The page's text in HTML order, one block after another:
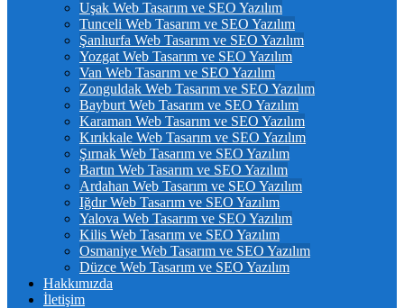
Uşak Web Tasarım ve SEO Yazılım
Tunceli Web Tasarım ve SEO Yazılım
Şanlıurfa Web Tasarım ve SEO Yazılım
Yozgat Web Tasarım ve SEO Yazılım
Van Web Tasarım ve SEO Yazılım
Zonguldak Web Tasarım ve SEO Yazılım
Bayburt Web Tasarım ve SEO Yazılım
Karaman Web Tasarım ve SEO Yazılım
Kırıkkale Web Tasarım ve SEO Yazılım
Şırnak Web Tasarım ve SEO Yazılım
Bartın Web Tasarım ve SEO Yazılım
Ardahan Web Tasarım ve SEO Yazılım
Iğdır Web Tasarım ve SEO Yazılım
Yalova Web Tasarım ve SEO Yazılım
Kilis Web Tasarım ve SEO Yazılım
Osmaniye Web Tasarım ve SEO Yazılım
Düzce Web Tasarım ve SEO Yazılım
Hakkımızda
İletişim